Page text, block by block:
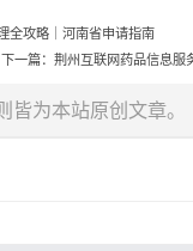
全攻略｜河南省申请指南
下一篇：荆州互联网药品信息服
皆为本站原创文章。